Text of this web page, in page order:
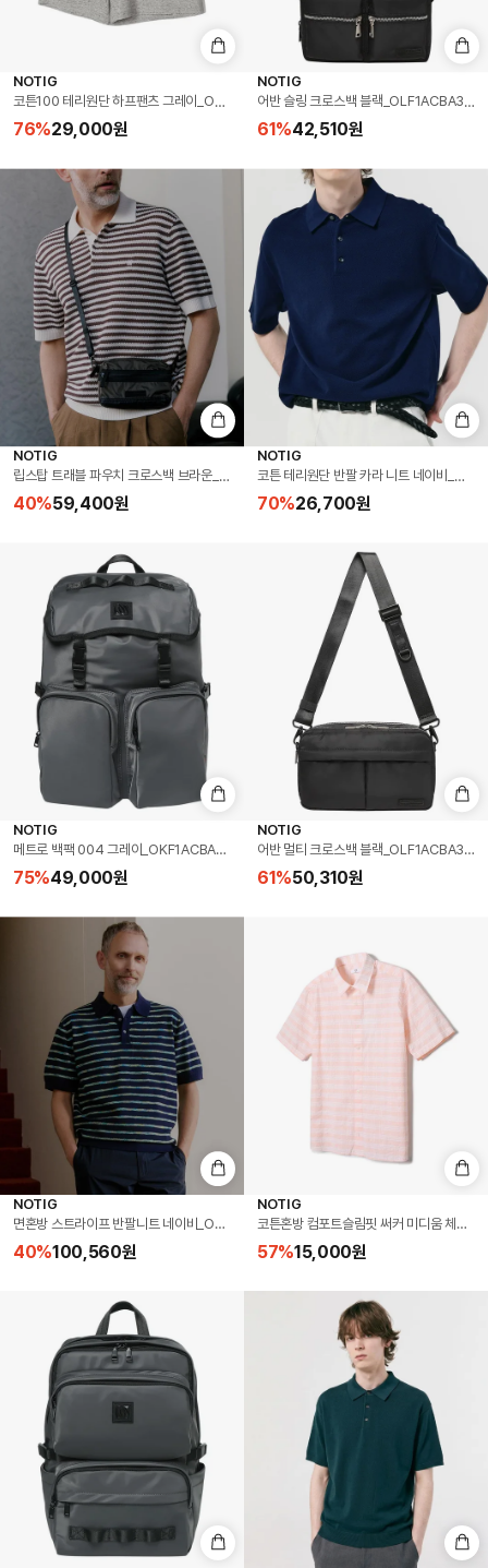
NOTIG
코튼100 테리원단 하프팬츠 그레이_OKS3PTHP102G1
76%29,000원
NOTIG
어반 슬링 크로스백 블랙
61 %42,510원
NOTIG
립스탑 트래블 파우치 크로스백 브라운_OMG1ACBA354W1
40%59,400원
NOTIG
코튼 테리원단 반팔 카라 니트 네이비
70%26,700원
NOTIG
메트로 백팩 004 그레이_OKF1ACBA104G1
75%49,000원
NOTIG
어반 멀티 크로스백 블랙
61 %50,310원
NOTIG
면혼방 스트라이프 반팔니트 네이비_OMS1SWTS101N1
40%100,560원
NOTIG
코튼혼방 컴포트슬림핏 써커 미디움 체크
57%15,000원